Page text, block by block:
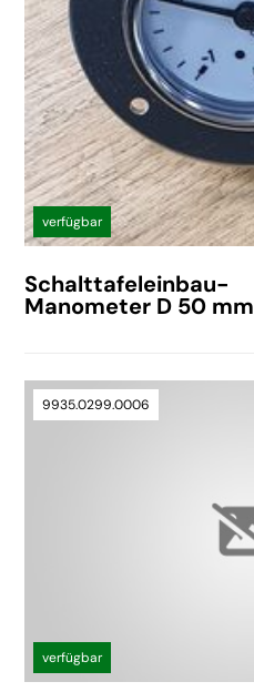
verfügbar
Schalttafeleinbau-
Manometer D 50 mm
9935.0299.0006
verfügbar